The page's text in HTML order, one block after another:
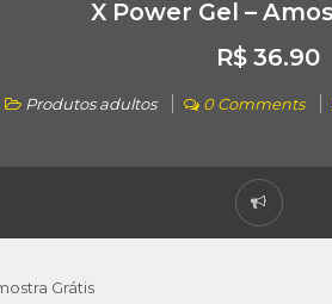
X Power Gel –
R$ 36.90
Produtos adultos 0 Comments
Grátis